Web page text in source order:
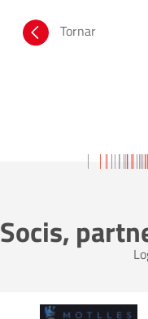
Tornar
Socis,